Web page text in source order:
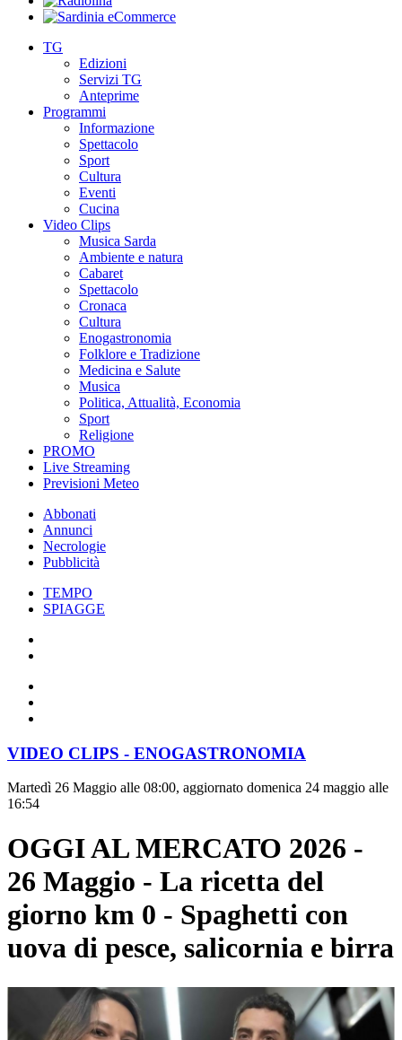
TG
Edizioni
Servizi TG
Anteprime
Programmi
Informazione
Spettacolo
Sport
Cultura
Eventi
Cucina
Video Clips
Musica Sarda
Ambiente e natura
Cabaret
Spettacolo
Cronaca
Cultura
Enogastronomia
Folklore e Tradizione
Medicina e Salute
Musica
Politica, Attualità, Economia
Sport
Religione
PROMO
Live Streaming
Previsioni Meteo
Abbonati
Annunci
Necrologie
Pubblicità
TEMPO
SPIAGGE
VIDEO CLIPS - ENOGASTRONOMIA
Martedì 26 Maggio alle 08:00, aggiornato domenica 24 maggio alle
16:54
OGGI AL MERCATO 2026 -
26 Maggio - La ricetta del
giorno km 0 - Spaghetti con
uova di pesce, salicornia e birra